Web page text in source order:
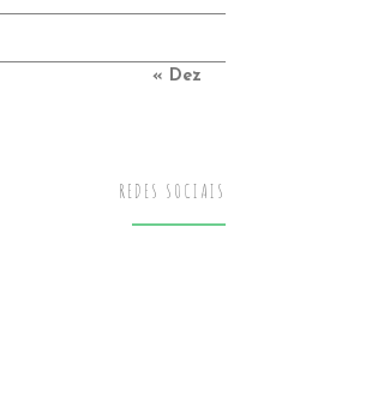
« Dez
REDES SOCIAIS